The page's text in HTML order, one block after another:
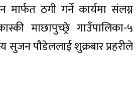
मार्फत ठगी गर्ने कार्यमा संलग्न
माछापुच्छ्रे गाउँपालिका-५
सुजन पौडेललाई शुक्रबार प्रहरीले